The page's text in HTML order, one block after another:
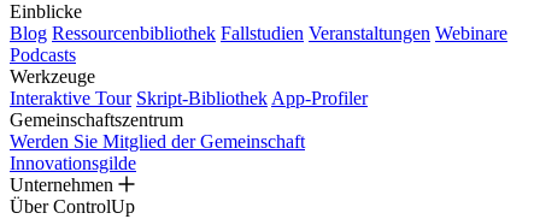
Einblicke
Blog Ressourcenbibliothek Fallstudien Veranstaltungen Webinare
Podcasts
Werkzeuge
Interaktive Tour Skript-Bibliothek App-Profiler
Gemeinschaftszentrum
Werden Sie Mitglied der Gemeinschaft
Innovationsgilde
Unternehmen
Über ControlUp